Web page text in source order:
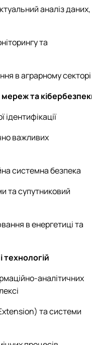
аналіз даних,
та
в аграрному секторі
та
важливих
системна безпека
та супутниковий
в енергетиці та
технологій
аналітичних
та системи